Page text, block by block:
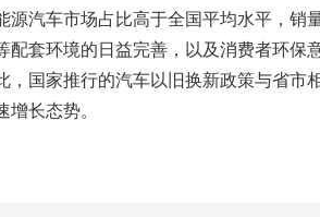
源汽车市场占比高于全国平均水平，销
配套环境的日益完善，以及消费者环保
，国家推行的汽车以旧换新政策与省市
增长态势。